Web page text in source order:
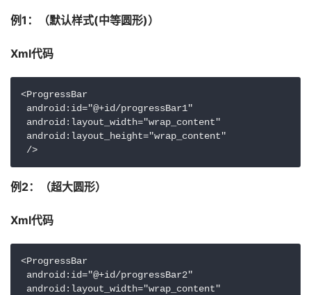
例1：（默认样式(中等圆形)）
Xml代码
<ProgressBar
android:id="@+id/progressBar1"
android:layout_width="wrap_content"
android:layout_height="wrap_content"
/>
例2：（超大圆形）
Xml代码
<ProgressBar
android:id="@+id/progressBar2"
android:layout_width="wrap_content"